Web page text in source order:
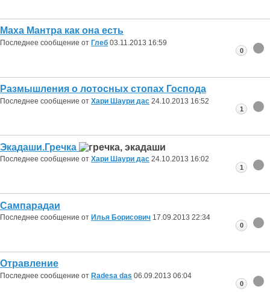
Маха Мантра как она есть
Последнее сообщение от Глеб 03.11.2013 16:59
0
Размышления о лотосных стопах Господа
Последнее сообщение от Хари Шаури дас 24.10.2013 16:52
1
Экадаши.Гречка
Последнее сообщение от Хари Шаури дас 24.10.2013 16:02
1
Сампарадаи
Последнее сообщение от Илья Борисович 17.09.2013 22:34
0
Отравление
Последнее сообщение от Radesa das 06.09.2013 06:04
0